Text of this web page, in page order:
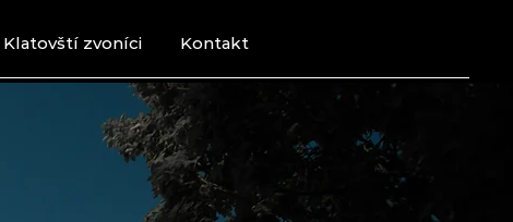
Klatovští zvoníci Kontakt